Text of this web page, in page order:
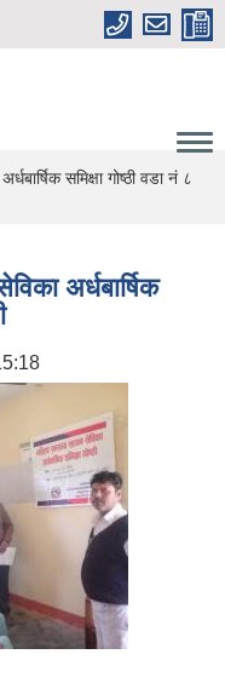
समिक्षा गोष्ठी वडा नं ८
अर्धबार्षिक